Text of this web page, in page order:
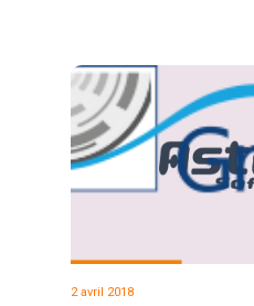
2 avril 2018